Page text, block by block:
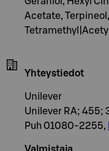
Acetate, Terpineol,
Yhteystiedot
Unilever
Unilever RA; 455;
Puh 01080-2255,
Valmistaja